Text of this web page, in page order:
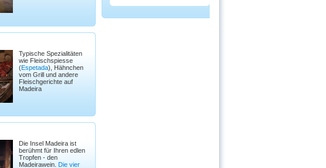
Typische Spezialitäten
wie Fleischspiesse
(Espetada), Hähnchen
vom Grill und andere
Fleischgerichte auf
Madeira
Die Insel Madeira ist
berühmt für Ihren edlen
Tropfen - den
Madeirawein. Die vier